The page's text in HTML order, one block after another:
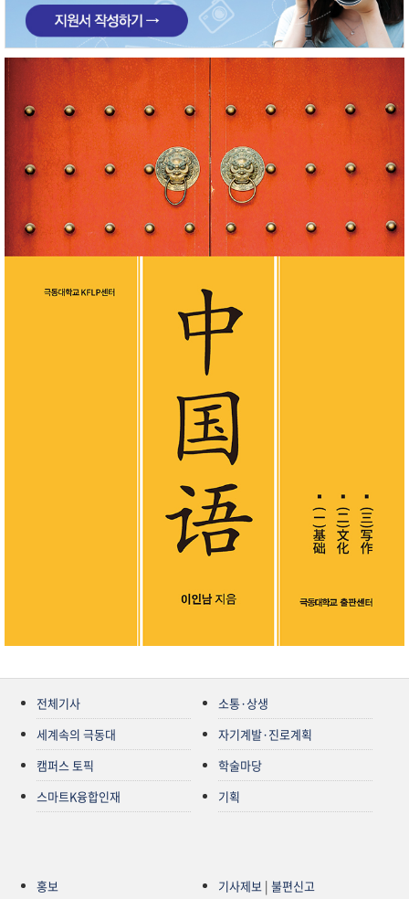
전체기사
세계속의 극동대
캠퍼스 토픽
스마트K융합인재
소통·상생
자기계발·진로계획
학술마당
기획
홍보 기사제보 | 불편신고